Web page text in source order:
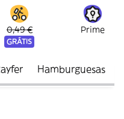
0,49 €
GRÁTIS
Prime
Hamburguesas